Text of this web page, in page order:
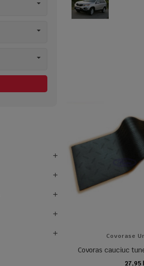
Covorase
Covoras cauciuc
27,95